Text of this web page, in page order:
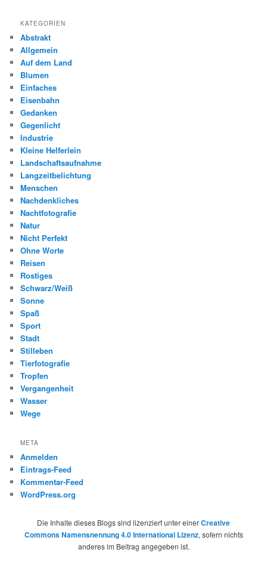
KATEGORIEN
Abstrakt
Allgemein
Auf dem Land
Blumen
Einfaches
Eisenbahn
Gedanken
Gegenlicht
Industrie
Kleine Helferlein
Landschaftsaufnahme
Langzeitbelichtung
Menschen
Nachdenkliches
Nachtfotografie
Natur
Nicht Perfekt
Ohne Worte
Reisen
Rostiges
Schwarz/Weiß
Sonne
Spaß
Sport
Stadt
Stilleben
Tierfotografie
Tropfen
Vergangenheit
Wasser
Wege
META
Anmelden
Eintrags-Feed
Kommentar-Feed
WordPress.org
Die Inhalte dieses Blogs sind lizenziert unter einerCreative
Commons Namensnennung 4.0 International Lizenz, sofern nichts
anderes im Beitrag angegeben ist.